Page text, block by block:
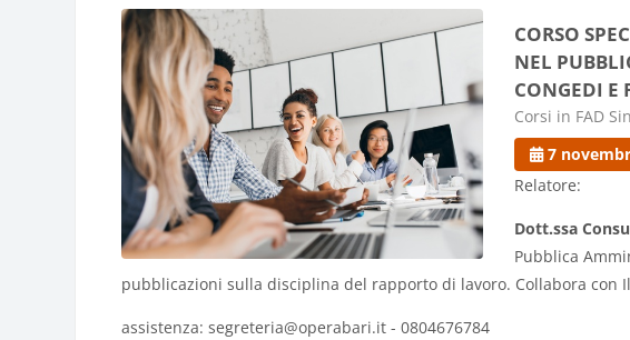
CORSO
NEL
CONGEDI E
Categoria di
Corsi in FAD
7
Relatore:
Dott.ssa
Pubblica
pubblicazioni sulla disciplina del rapporto di lavoro. Collabora con
assistenza: segreteria@operabari.it - 0804676784